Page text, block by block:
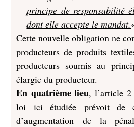
principe de responsabilité
dont elle accepte le mandat.
Cette nouvelle obligation ne
producteurs de produits
producteurs soumis au
élargie du producteur.
En quatrième lieu, l’article
loi ici étudiée prévoit de
d’augmentation de la